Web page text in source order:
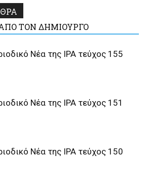
ΤΟΝ ΔΗΜΙΟΥΡΓΟ
Νέα της IPA τεύχος 155
Νέα της IPA τεύχος 151
Νέα της IPA τεύχος 150